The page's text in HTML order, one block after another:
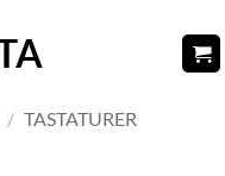
/ TASTATURER